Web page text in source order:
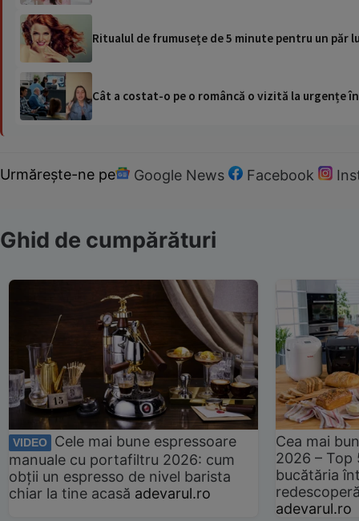
Ritualul de frumusețe de 5 minute pentru un
Cât a costat-o pe o româncă o vizită la urgențe
Urmărește-ne pe Google News Facebook
Ghid de cumpărături
VIDEO
Cele mai bune espressoare
manuale cu portafiltru 2026: cum
obții un espresso de nivel barista
chiar la tine acasă adevarul.ro
Cea mai
2026 –
bucătăria
adevarul.ro